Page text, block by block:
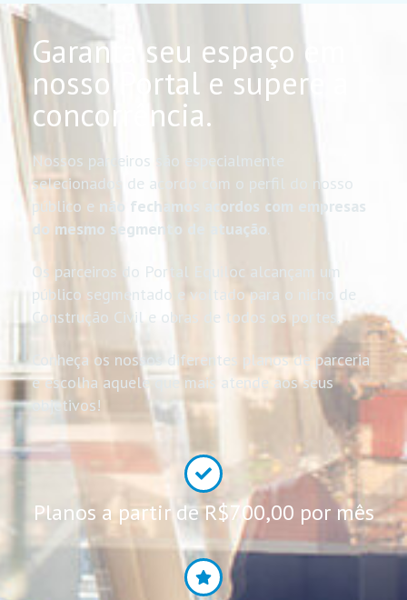
Garanta seu espaço em
nosso Portal e supere a
concorrência.
Nossos parceiros são especialmente
selecionados de acordo com o perfil do nosso
público e não fechamos acordos com empresas
do mesmo segmento de atuação.
Os parceiros do Portal Equiloc alcançam um
público segmentado e voltado para o nicho de
Construção Civil e obras de todos os portes.
Conheça os nossos diferentes planos de parceria
e escolha aquele que mais atende aos seus
objetivos!
Planos a partir de R$700,00 por mês